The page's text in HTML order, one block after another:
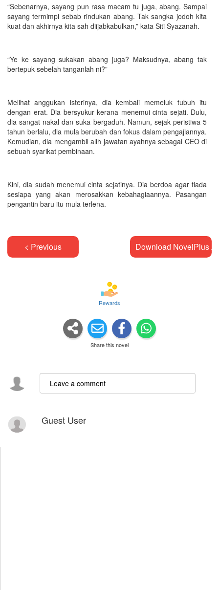
“Sebenarnya, sayang pun rasa macam tu juga, abang. Sampai
sayang termimpi sebab rindukan abang. Tak sangka jodoh kita
kuat dan akhirnya kita sah diijabkabulkan,” kata Siti Syazanah.
“Ye ke sayang sukakan abang juga? Maksudnya, abang tak
bertepuk sebelah tanganlah ni?”
Melihat anggukan isterinya, dia kembali memeluk tubuh itu
dengan erat. Dia bersyukur kerana menemui cinta sejati. Dulu,
dia sangat nakal dan suka bergaduh. Namun, sejak peristiwa 5
tahun berlalu, dia mula berubah dan fokus dalam pengajiannya.
Kemudian, dia mengambil alih jawatan ayahnya sebagai CEO di
sebuah syarikat pembinaan.
Kini, dia sudah menemui cinta sejatinya. Dia berdoa agar tiada
sesiapa yang akan merosakkan kebahagiaannya. Pasangan
pengantin baru itu mula terlena.
< Previous Download NovelPlus
Rewards
Share this novel
Guest User